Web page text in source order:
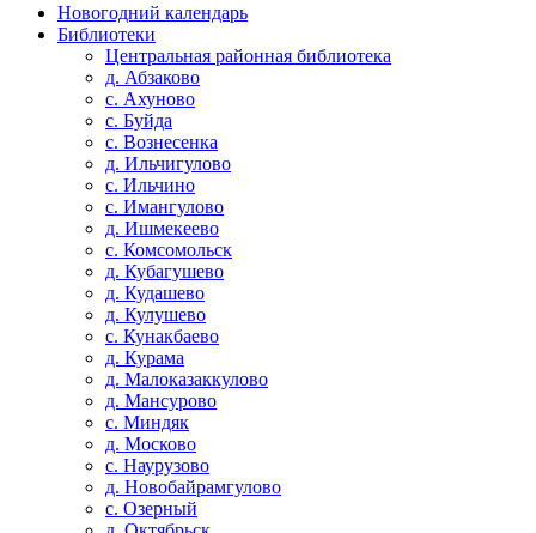
Новогодний календарь
Библиотеки
Центральная районная библиотека
д. Абзаково
с. Ахуново
с. Буйда
с. Вознесенка
д. Ильчигулово
с. Ильчино
с. Имангулово
д. Ишмекеево
с. Комсомольск
д. Кубагушево
д. Кудашево
д. Кулушево
с. Кунакбаево
д. Курама
д. Малоказаккулово
д. Мансурово
с. Миндяк
д. Москово
с. Наурузово
д. Новобайрамгулово
с. Озерный